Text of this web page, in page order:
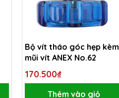
Bộ vít tháo góc hẹp kèm
mũi vít ANEX No.62
170.500₫
Thêm vào giỏ